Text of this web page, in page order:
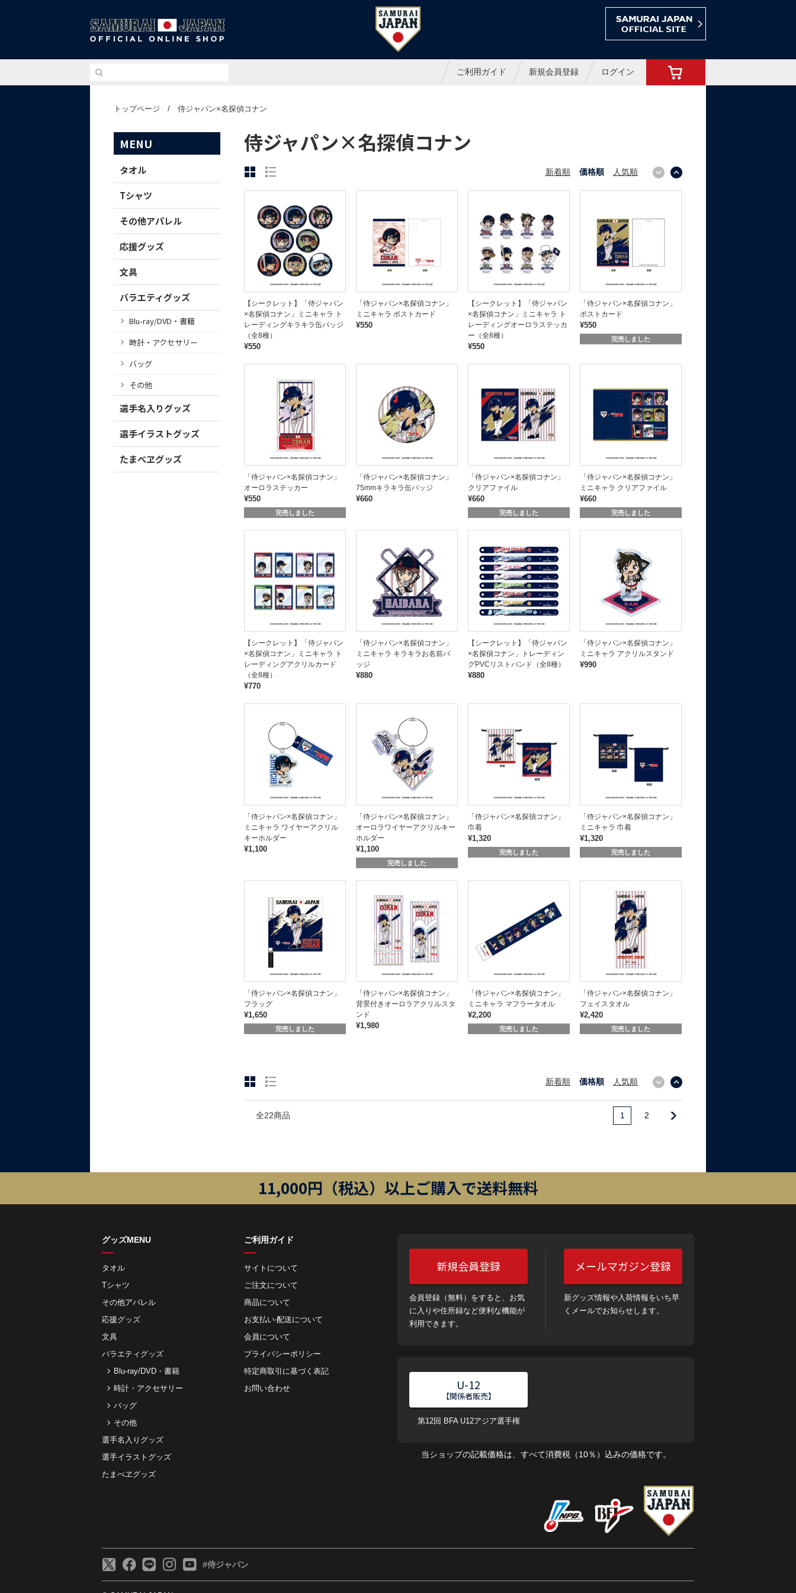
侍ジャパンオフィシャルオンラインショップ
ご利用ガイド 新規会員登録 ログイン
トップページ / 侍ジャパン×名探偵コナン
MENU
タオル
Tシャツ
その他アパレル
応援グッズ
文具
バラエティグッズ
Blu-ray/DVD・書籍
時計・アクセサリー
バッグ
その他
選手名入りグッズ
選手イラストグッズ
たまべヱグッズ
侍ジャパン×名探偵コナン
新着順 価格順 人気順
【シークレット】「侍ジャパン
×名探偵コナン」ミニキャラ ト
レーディングキラキラ缶バッジ
（全8種）
¥550
「侍ジャパン×名探偵コナン」
ミニキャラ ポストカード
¥550
【シークレット】「侍ジャパン
×名探偵コナン」ミニキャラ ト
レーディングオーロラステッカ
ー（全8種）
¥550
「侍ジャパン×名探偵コナン」
ポストカード
¥550
完売しました
「侍ジャパン×名探偵コナン」
オーロラステッカー
¥550
完売しました
「侍ジャパン×名探偵コナン」
75mmキラキラ缶バッジ
¥660
「侍ジャパン×名探偵コナン」
クリアファイル
¥660
完売しました
「侍ジャパン×名探偵コナン」
ミニキャラ クリアファイル
¥660
完売しました
【シークレット】「侍ジャパン
×名探偵コナン」ミニキャラ ト
レーディングアクリルカード
（全8種）
¥770
「侍ジャパン×名探偵コナン」
ミニキャラ キラキラお名前バ
ッジ
¥880
【シークレット】「侍ジャパン
×名探偵コナン」トレーディン
グPVCリストバンド（全8種）
¥880
「侍ジャパン×名探偵コナン」
ミニキャラ アクリルスタンド
¥990
「侍ジャパン×名探偵コナン」
ミニキャラ ワイヤーアクリル
キーホルダー
¥1,100
「侍ジャパン×名探偵コナン」
オーロラワイヤーアクリルキー
ホルダー
¥1,100
完売しました
「侍ジャパン×名探偵コナン」
巾着
¥1,320
完売しました
「侍ジャパン×名探偵コナン」
ミニキャラ 巾着
¥1,320
完売しました
「侍ジャパン×名探偵コナン」
フラッグ
¥1,650
完売しました
「侍ジャパン×名探偵コナン」
背景付きオーロラアクリルスタ
ンド
¥1,980
「侍ジャパン×名探偵コナン」
ミニキャラ マフラータオル
¥2,200
完売しました
「侍ジャパン×名探偵コナン」
フェイスタオル
¥2,420
完売しました
新着順 価格順 人気順
全22商品 1 2
11,000円（税込）以上ご購入で送料無料
グッズMENU
タオル
Tシャツ
その他アパレル
応援グッズ
文具
バラエティグッズ
Blu-ray/DVD・書籍
時計・アクセサリー
バッグ
その他
選手名入りグッズ
選手イラストグッズ
たまべヱグッズ
ご利用ガイド
サイトについて
ご注⽂について
商品について
お⽀払い‧配送について
会員について
プライバシーポリシー
特定商取引に基づく表記
お問い合わせ
新規会員登録
会員登録（無料）をすると、お気
に入りや住所録など便利な機能が
利用できます。
メールマガジン登録
新グッズ情報や入荷情報をいち早
くメールでお知らせします。
U-12
【関係者販売】
第12回 BFA U12アジア選手権
当ショップの記載価格は、すべて消費税（10％）込みの価格です。
#侍ジャパン